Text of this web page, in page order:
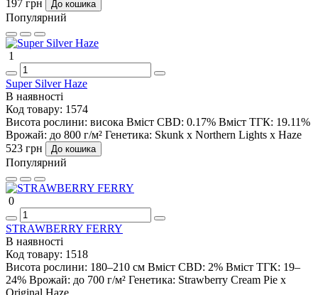
197 грн
До кошика
Популярний
1
Super Silver Haze
В наявності
Код товару: 1574
Висота рослини: висока Вміст CBD: 0.17% Вміст ТГК: 19.11%
Врожай: до 800 г/м² Генетика: Skunk x Northern Lights x Haze
523 грн
До кошика
Популярний
0
STRAWBERRY FERRY
В наявності
Код товару: 1518
Висота рослини: 180–210 см Вміст CBD: 2% Вміст ТГК: 19–
24% Врожай: до 700 г/м² Генетика: Strawberry Cream Pie x